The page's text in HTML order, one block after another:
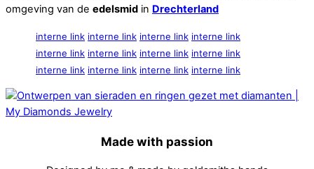
omgeving van de edelsmid in Drechterland
interne link interne link interne link interne link
interne link interne link interne link interne link
interne link interne link interne link interne link
Made with passion